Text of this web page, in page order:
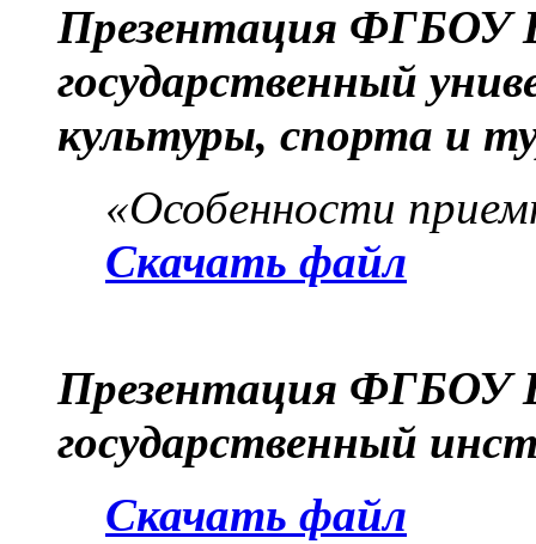
Презентация ФГБОУ
государственный
культуры, спорта и
«Особенности
Скачать файл
Презентация ФГБОУ
государственный
Скачать файл